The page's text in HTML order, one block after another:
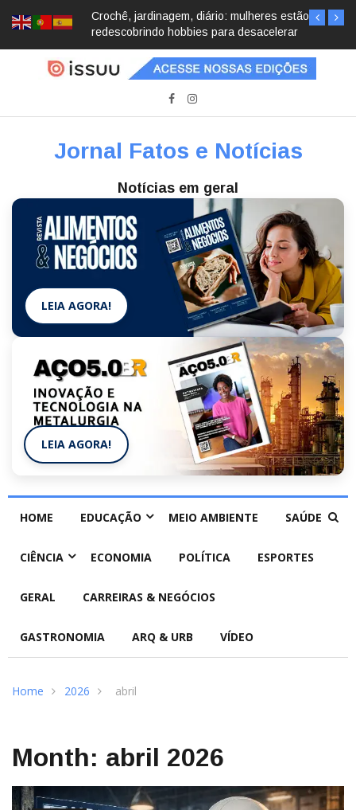
Crochê, jardinagem, diário: mulheres estão
redescobrindo hobbies para desacelerar
Jornal Fatos e Notícias
Notícias em geral
LEIA AGORA!
LEIA AGORA!
HOME EDUCAÇÃO MEIO AMBIENTE SAÚDE
CIÊNCIA ECONOMIA POLÍTICA ESPORTES
GERAL CARREIRAS & NEGÓCIOS
GASTRONOMIA ARQ & URB VÍDEO
Home 2026 abril
Month: abril 2026